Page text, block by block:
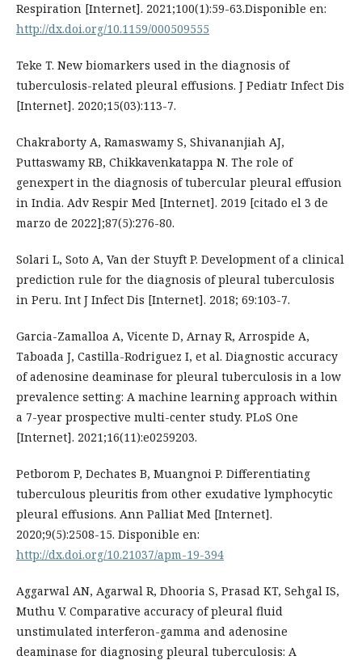
Respiration [Internet]. 2021;100(1):59-63.Disponible en:
http://dx.doi.org/10.1159/000509555
Teke T. New biomarkers used in the diagnosis of
tuberculosis-related pleural effusions. J Pediatr Infect Dis
[Internet]. 2020;15(03):113-7.
Chakraborty A, Ramaswamy S, Shivananjiah AJ,
Puttaswamy RB, Chikkavenkatappa N. The role of
genexpert in the diagnosis of tubercular pleural effusion
in India. Adv Respir Med [Internet]. 2019 [citado el 3 de
marzo de 2022];87(5):276-80.
Solari L, Soto A, Van der Stuyft P. Development of a clinical
prediction rule for the diagnosis of pleural tuberculosis
in Peru. Int J Infect Dis [Internet]. 2018; 69:103-7.
Garcia-Zamalloa A, Vicente D, Arnay R, Arrospide A,
Taboada J, Castilla-Rodriguez I, et al. Diagnostic accuracy
of adenosine deaminase for pleural tuberculosis in a low
prevalence setting: A machine learning approach within
a 7-year prospective multi-center study. PLoS One
[Internet]. 2021;16(11):e0259203.
Petborom P, Dechates B, Muangnoi P. Differentiating
tuberculous pleuritis from other exudative lymphocytic
pleural effusions. Ann Palliat Med [Internet].
2020;9(5):2508-15. Disponible en:
http://dx.doi.org/10.21037/apm-19-394
Aggarwal AN, Agarwal R, Dhooria S, Prasad KT, Sehgal IS,
Muthu V. Comparative accuracy of pleural fluid
unstimulated interferon-gamma and adenosine
deaminase for diagnosing pleural tuberculosis: A